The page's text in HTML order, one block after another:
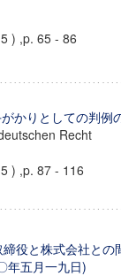
) ,p. 65 - 86
かりとしての判例
Recht
) ,p. 87 - 116
役と株式会社と
年五月一九日)